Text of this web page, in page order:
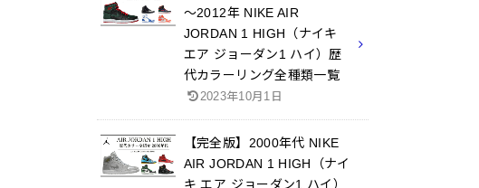
～2012年 NIKE AIR
JORDAN 1 HIGH（ナイキ
エア ジョーダン1 ハイ）歴
代カラーリング全種類一覧
2023年10月1日
【完全版】2000年代 NIKE
AIR JORDAN 1 HIGH（ナイ
キ エア ジョーダン1 ハイ）